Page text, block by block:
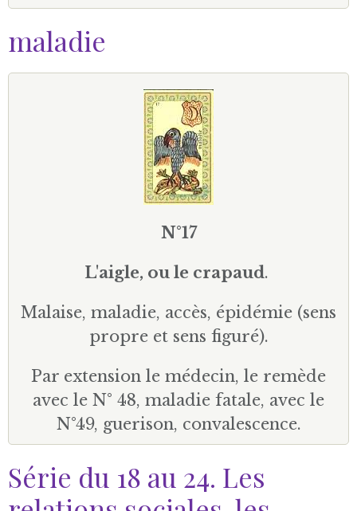
maladie
N°17
L'aigle, ou le crapaud.
Malaise, maladie, accès, épidémie (sens
propre et sens figuré).
Par extension le médecin, le remède
avec le N° 48, maladie fatale, avec le
N°49, guerison, convalescence.
Série du 18 au 24. Les